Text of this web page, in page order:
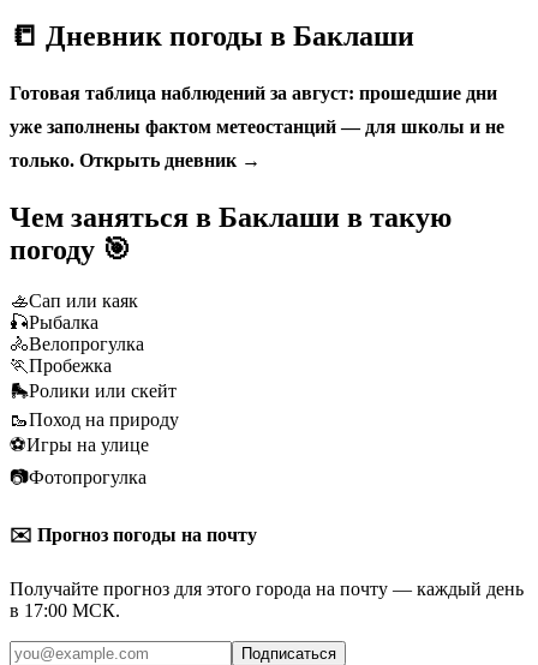
📒 Дневник погоды в Баклаши
Готовая таблица наблюдений за август: прошедшие дни
уже заполнены фактом метеостанций — для школы и не
только. Открыть дневник →
Чем заняться в Баклаши в такую
погоду 🎯
🚣Сап или каяк
🎣Рыбалка
🚴Велопрогулка
🏃Пробежка
🛼Ролики или скейт
🥾Поход на природу
⚽Игры на улице
📷Фотопрогулка
✉️ Прогноз погоды на почту
Получайте прогноз для этого города на почту — каждый день
в 17:00 МСК.
Подписаться